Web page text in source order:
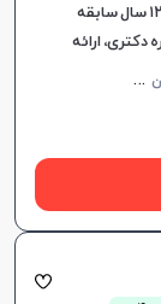
نمره پایان‌نامه ۲۰ در کارشناسی ارشد ادبیات انگلیسی، ۱۲ سال سابقه
ارائه
آ
یلتس، مکالمه زبان انگلیسی، زبان انگلیسی عمومی، گرامر زبان انگلیسی، زبان انگلیسی بریتیش، زبان انگلیسی آمریکایی، زبان انگلیسی کنکور سراسری، زبان انگلیسی کنکور ارشد، زبان انگلیسی کنکور کاردانی